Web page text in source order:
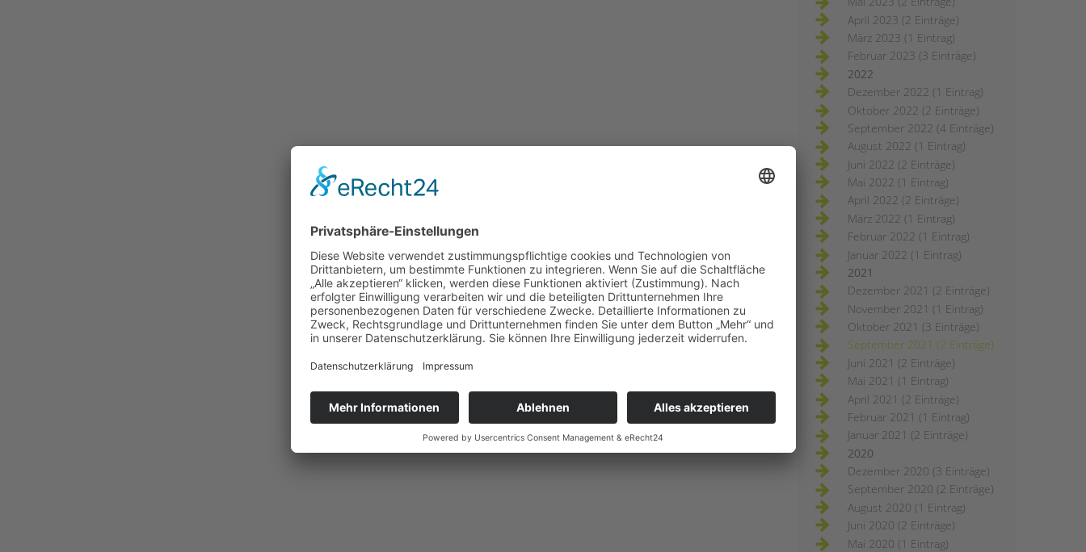
April 2023 (2 Einträge)
März 2023 (1 Eintrag)
Februar 2023 (3 Einträge)
2022
Dezember 2022 (1 Eintrag)
Oktober 2022 (2 Einträge)
September 2022 (4 Einträge)
August 2022 (1 Eintrag)
Juni 2022 (2 Einträge)
Mai 2022 (1 Eintrag)
April 2022 (2 Einträge)
März 2022 (1 Eintrag)
Februar 2022 (1 Eintrag)
Januar 2022 (1 Eintrag)
2021
Dezember 2021 (2 Einträge)
November 2021 (1 Eintrag)
Oktober 2021 (3 Einträge)
September 2021 (2 Einträge)
Juni 2021 (2 Einträge)
Mai 2021 (1 Eintrag)
April 2021 (2 Einträge)
Februar 2021 (1 Eintrag)
Januar 2021 (2 Einträge)
2020
Dezember 2020 (3 Einträge)
September 2020 (2 Einträge)
August 2020 (1 Eintrag)
Juni 2020 (2 Einträge)
Mai 2020 (1 Eintrag)